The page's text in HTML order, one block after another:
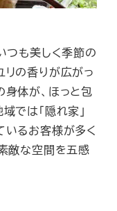
つも美しく季節の
の香りが広がっ
体が、ほっと包
では「隠れ家」
いるお客様が多く
敵な空間を五感